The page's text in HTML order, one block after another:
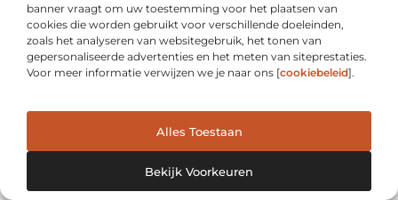
banner vraagt om uw toestemming voor het plaatsen van
cookies die worden gebruikt voor verschillende doeleinden,
zoals het analyseren van websitegebruik, het tonen van
gepersonaliseerde advertenties en het meten van siteprestaties.
Voor meer informatie verwijzen we je naar ons [cookiebeleid].
Alles Toestaan
Bekijk Voorkeuren
Ontwerp je dagelijks leven met inspiratie en verhalen.
inzichten op Bnontwerp.nl.